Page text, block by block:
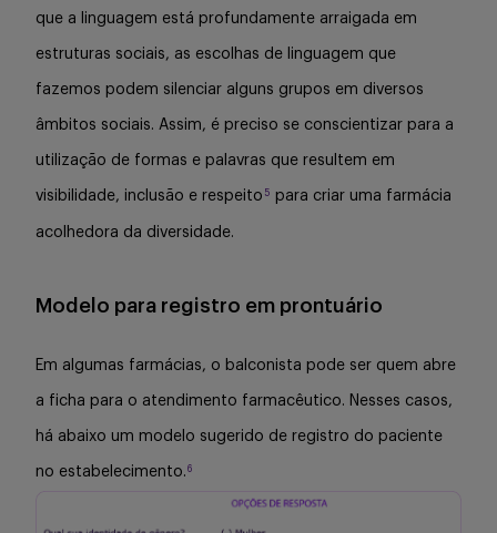
que a linguagem está profundamente arraigada em
estruturas sociais, as escolhas de linguagem que
fazemos podem silenciar alguns grupos em diversos
âmbitos sociais. Assim, é preciso se conscientizar para a
utilização de formas e palavras que resultem em
visibilidade, inclusão e respeito 5 para criar uma farmácia
acolhedora da diversidade.
Modelo para registro em prontuário
Em algumas farmácias, o balconista pode ser quem abre
a ficha para o atendimento farmacêutico. Nesses casos,
há abaixo um modelo sugerido de registro do paciente
no estabelecimento. 6